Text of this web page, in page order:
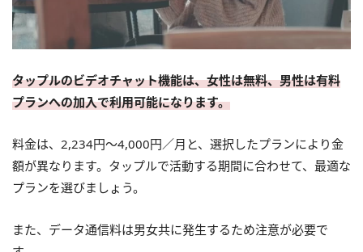
タップルのビデオチャット機能は、女性は無料、男性は有料
プランへの加入で利用可能になります。
料金は、2,234円～4,000円／月と、選択したプランにより金
額が異なります。タップルで活動する期間に合わせて、最適な
プランを選びましょう。
また、データ通信料は男女共に発生するため注意が必要で